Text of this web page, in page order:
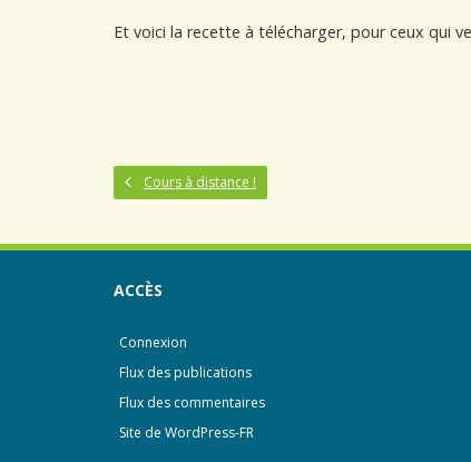
Et voici la recette à télécharger, pour ceux qui
Cours à distance !
ACCÈS
Connexion
Flux des publications
Flux des commentaires
Site de WordPress-FR